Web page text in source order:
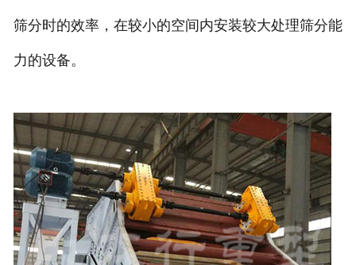
筛分时的效率，在较小的空间内安装较大处理筛分能
力的设备。